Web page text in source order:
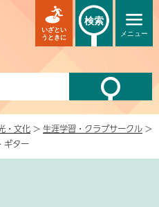
メニュー
いざとい
うときに
検索
・文化 > 生涯学習・クラブサークル >
ギター